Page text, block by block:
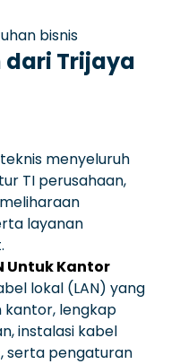
bisnis
dari Trijaya
menyeluruh
TI perusahaan,
layanan
Untuk Kantor
lokal (LAN) yang
kantor, lengkap
instalasi kabel
serta pengaturan